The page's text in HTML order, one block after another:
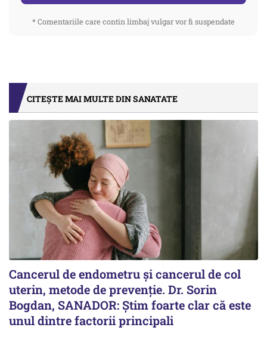
* Comentariile care contin limbaj vulgar vor fi suspendate
CITEȘTE MAI MULTE DIN SANATATE
Cancerul de endometru și cancerul de col
uterin, metode de prevenție. Dr. Sorin
Bogdan, SANADOR: Știm foarte clar că este
unul dintre factorii principali